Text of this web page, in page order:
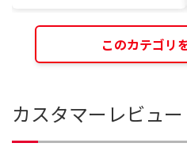
このカテゴリ
カスタマーレビュー